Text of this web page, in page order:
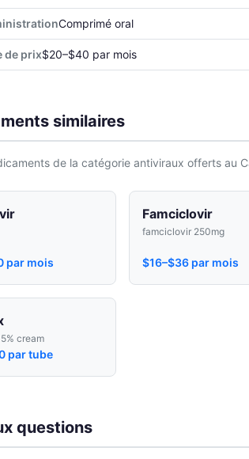
Comprimé oral
de prix$20–$40 par mois
similaires
de la catégorie antiviraux offerts au
par mois
Famciclovir
famciclovir 250mg
$16–$36 par mois
cream
par tube
questions